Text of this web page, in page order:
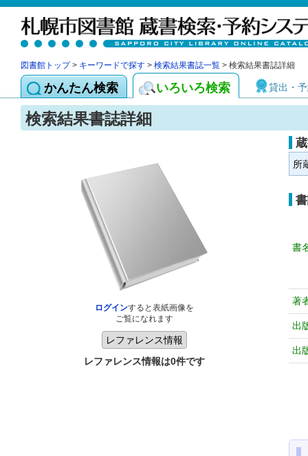
図書館トップ> キーワードで探す > 検索結果書誌一覧 > 検索結果書誌詳細
かんたん検索 いろいろ検索 貸出・
検索結果書誌詳細
ログインすると表紙画像を
ご覧になれます
レファレンス情報は0件です
所
書
著
出
出